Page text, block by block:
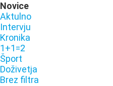
Novice
Aktulno
Intervju
Kronika
1+1=2
Šport
Doživetja
Brez filtra